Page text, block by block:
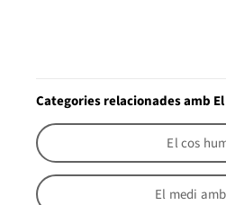
Categories relacionades amb
El cos
El medi